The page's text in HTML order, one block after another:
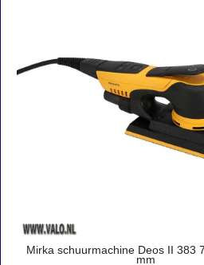
Mirka schuurmachine Deos II 383
mm